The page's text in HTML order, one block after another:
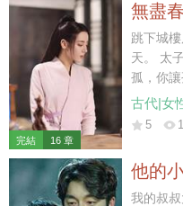
于是他
分一秒
下的西
你熱一
她一口
樣惺惺
會吃。”
物。” “
“結婚紀
完結 16 章
無盡春
跳下城
天。 太子將我推進污水坑，滿目厭憎：「別碰
孤，你讓孤覺得
蕭澤背出
不料，
白，他的
能含恨跳了城樓。
古代|女
5
他的
我的叔